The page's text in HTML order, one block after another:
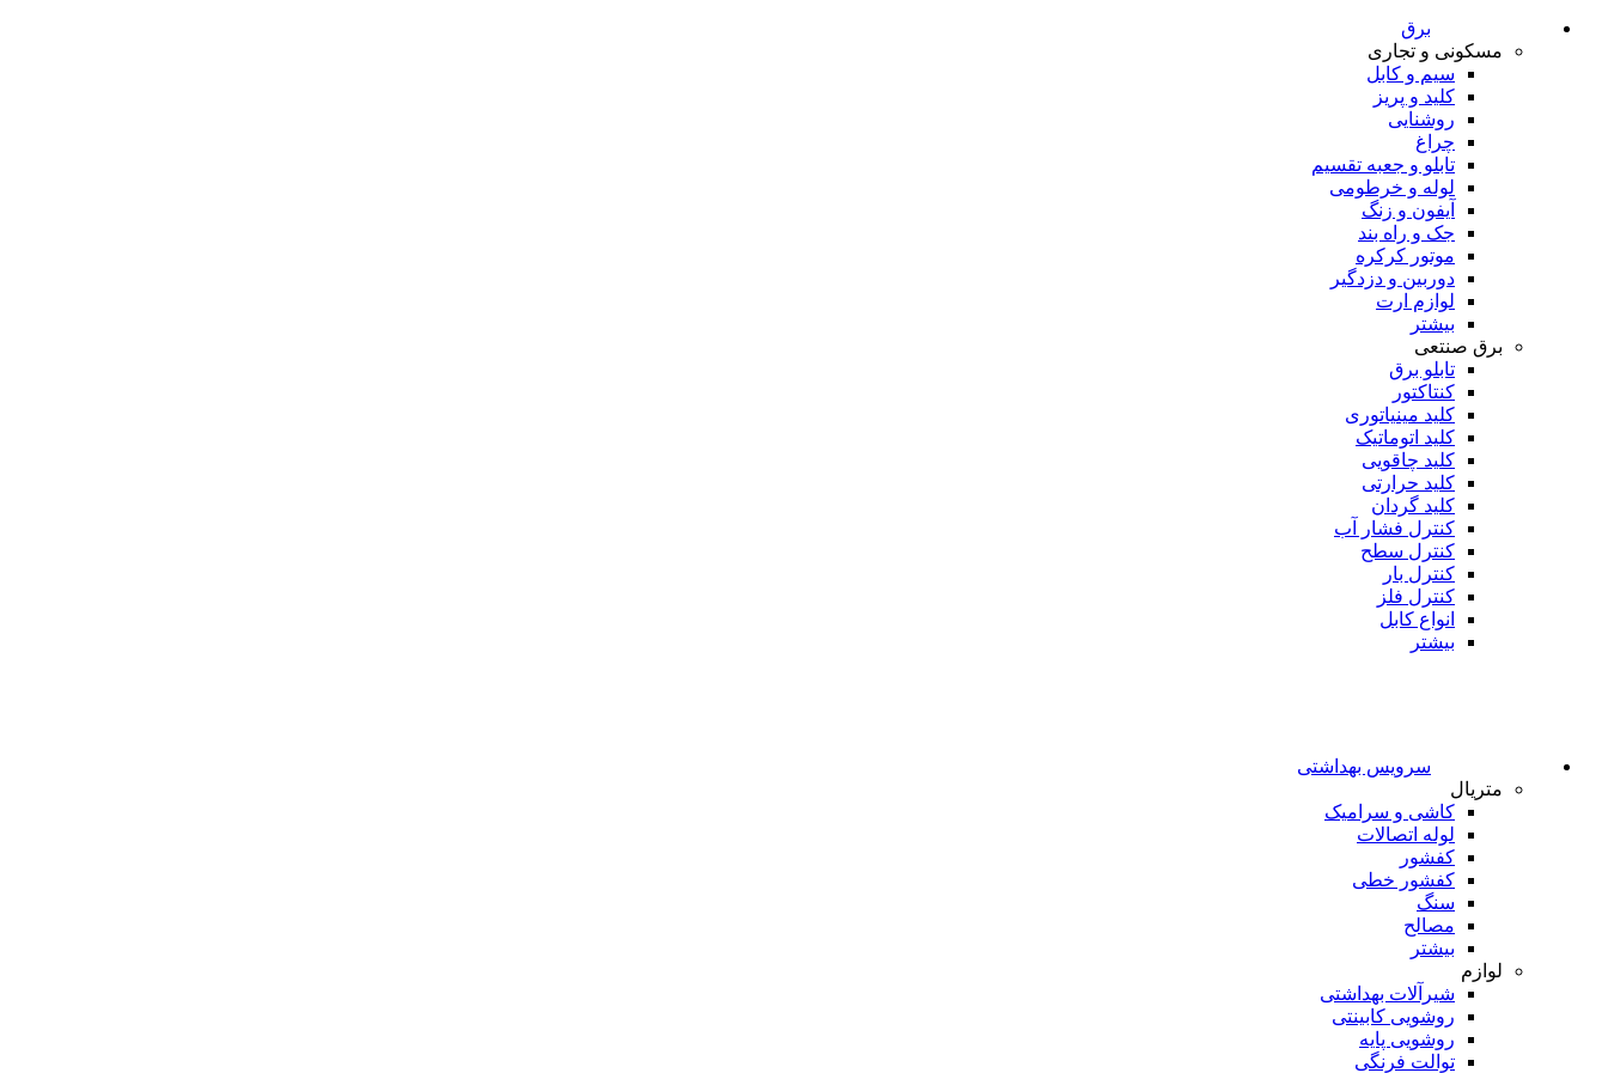
برق
مسکونی و تجاری
سیم و کابل
کلید و پریز
روشنایی
چراغ
تابلو و جعبه تقسیم
لوله و خرطومی
آیفون و زنگ
جک و راه بند
موتور کرکره
دوربین و دزدگیر
لوازم ارت
بیشتر
برق صنتعی
تابلو برق
کنتاکتور
کلید مینیاتوری
کلید اتوماتیک
کلید چاقویی
کلید حرارتی
کلید گردان
کنترل فشار آب
کنترل سطح
کنترل بار
کنترل فلز
انواع کابل
بیشتر
سرویس بهداشتی
متریال
کاشی و سرامیک
لوله اتصالات
کفشور
کفشور خطی
سنگ
مصالح
بیشتر
لوازم
شیرآلات بهداشتی
روشویی کابینتی
روشویی پایه
توالت فرنگی